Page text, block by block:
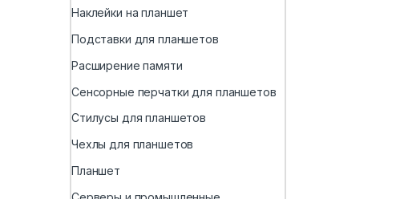
Наклейки на планшет
Подставки для планшетов
Расширение памяти
Сенсорные перчатки для планшетов
Стилусы для планшетов
Чехлы для планшетов
Планшет